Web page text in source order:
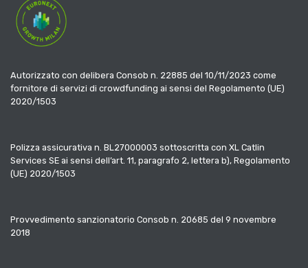
Autorizzato con delibera Consob n. 22885 del 10/11/2023 come
fornitore di servizi di crowdfunding ai sensi del Regolamento (UE)
2020/1503
Polizza assicurativa n. BL27000003 sottoscritta con XL Catlin
Services SE ai sensi dell’art. 11, paragrafo 2, lettera b), Regolamento
(UE) 2020/1503
Provvedimento sanzionatorio Consob n. 20685 del 9 novembre
2018